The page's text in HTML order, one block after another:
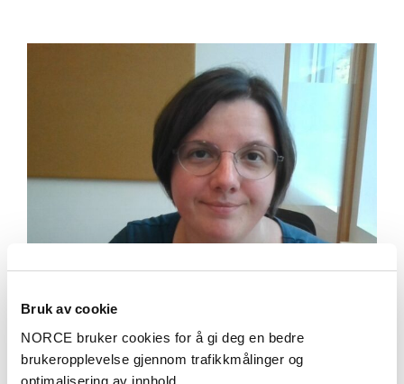
Bruk av cookie
NORCE bruker cookies for å gi deg en bedre
brukeropplevelse gjennom trafikkmålinger og
optimalisering av innhold.
Aktuelt